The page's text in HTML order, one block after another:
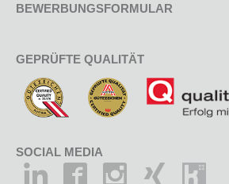
BEWERBUNGSFORMULAR
GEPRÜFTE QUALITÄT
SOCIAL MEDIA